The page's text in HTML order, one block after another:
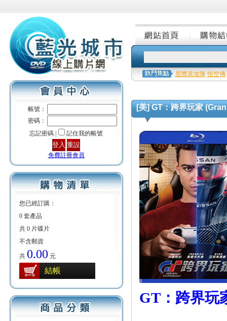
帳號：
密碼：
忘記密碼 |
記住我的帳號
免費註冊會員
您已經訂購：
0 套產品
共 0 片碟片
不含郵資
共 0.00 元
結帳
星際異攻隊 悟空傳
[美] GT：跨界玩家
GT：跨界玩